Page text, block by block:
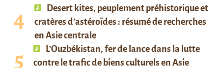
Desert kites, peuplement préhistorique et
cratères d’astéroïdes : résumé de recherches
en Asie centrale
L’Ouzbékistan, fer de lance dans la lutte
contre le trafic de biens culturels en Asie